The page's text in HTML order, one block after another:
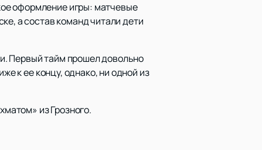
оформление игры: матчевые
а состав команд читали дети
Первый тайм прошел довольно
к ее концу, однако, ни одной из
из Грозного.